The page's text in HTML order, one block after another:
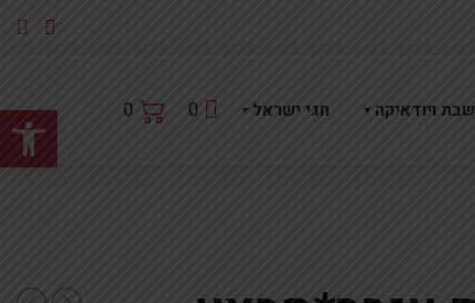
שבת ויודאיקה חגי ישראל 0
0